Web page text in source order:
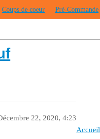
Coups de coeur Pré-Commande
22, 2020, 4:23
Accueil